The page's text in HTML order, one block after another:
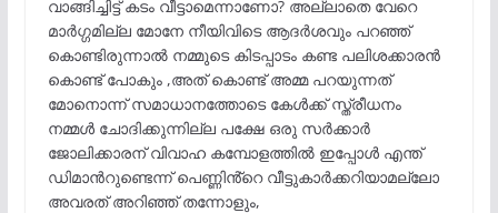
വാങ്ങിച്ചിട്ട് കടം വീട്ടാമെന്നാണോ? അല്ലാതെ വേറെ
മാർഗ്ഗമില്ല മോനേ നീയിവിടെ ആദർശവും പറഞ്ഞ്
കൊണ്ടിരുന്നാൽ നമ്മുടെ കിടപ്പാടം കണ്ട പലിശക്കാരൻ
കൊണ്ട് പോകും ,അത് കൊണ്ട് അമ്മ പറയുന്നത്
മോനൊന്ന് സമാധാനത്തോടെ കേൾക്ക് സ്ത്രീധനം
നമ്മൾ ചോദിക്കുന്നില്ല പക്ഷേ ഒരു സർക്കാർ
ജോലിക്കാരന് വിവാഹ കമ്പോളത്തിൽ ഇപ്പോൾ എന്ത്
ഡിമാൻറുണ്ടെന്ന് പെണ്ണിൻ്റെ വീട്ടുകാർക്കറിയാമല്ലോ
അവരത് അറിഞ്ഞ് തന്നോളും,